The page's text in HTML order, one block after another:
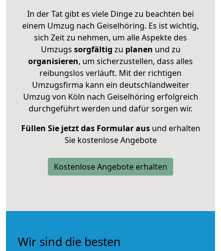
In der Tat gibt es viele Dinge zu beachten bei
einem Umzug nach Geiselhöring. Es ist wichtig,
sich Zeit zu nehmen, um alle Aspekte des
Umzugs sorgfältig zu planen und zu
organisieren, um sicherzustellen, dass alles
reibungslos verläuft. Mit der richtigen
Umzugsfirma kann ein deutschlandweiter
Umzug von Köln nach Geiselhöring erfolgreich
durchgeführt werden und dafür sorgen wir.
Füllen Sie jetzt das Formular ausund erhalten
Sie kostenlose Angebote
Kostenlose Angebote erhalten
Wir sind die besten